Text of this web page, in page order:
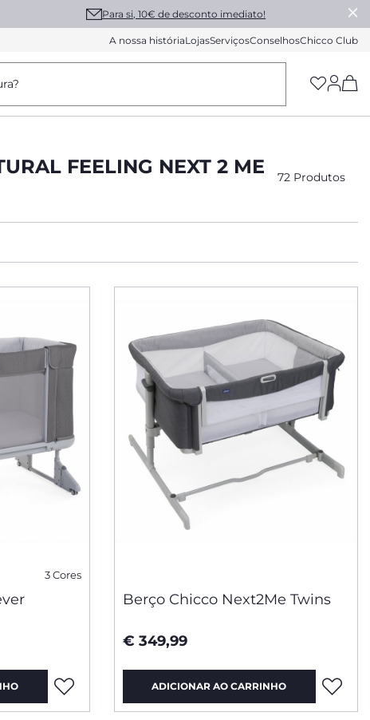
Para si, 10€ de desconto imediato!
A nossa históriaLojasServiçosConselhosChicco Club
FEELING NEXT 2 ME
72 Produtos
3 Cores
Berço Chicco Next2Me Twins
€ 349,99
ADICIONAR AO CARRINHO